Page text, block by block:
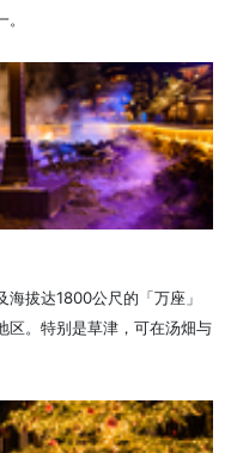
拔达1800公尺的「万座」
区。特别是草津，可在汤畑与